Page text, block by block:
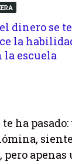
dinero se
la
la escuela
ha
apenas